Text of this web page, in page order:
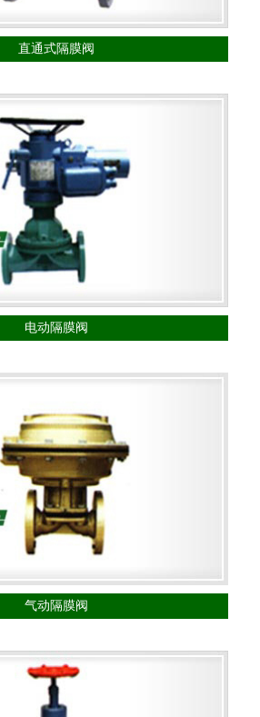
直通式隔膜阀
电动隔膜阀
气动隔膜阀